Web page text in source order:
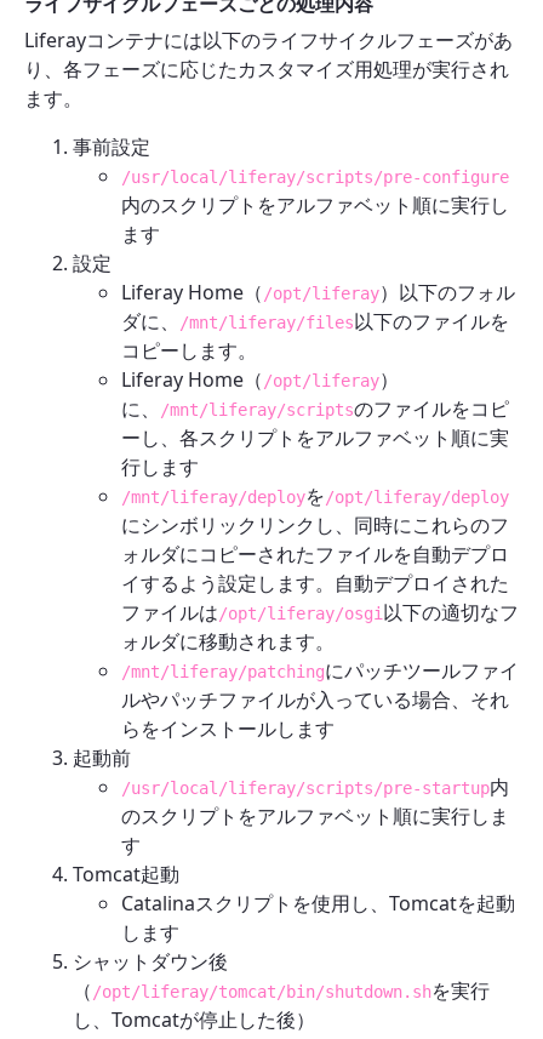
Liferayコンテナには以下のライフサイクルフェーズがあ
り、各フェーズに応じたカスタマイズ用処理が実行され
ます。
事前設定
/usr/local/liferay/scripts/pre-configure
内のスクリプトをアルファベット順に実行し
ます
設定
Liferay Home（ /opt/liferay）以下のフォル
ダに、
/mnt/liferay/files以下のファイルを
コピーします。
Liferay Home（ /opt/liferay）
に、
/mnt/liferay/scriptsのファイルをコピ
ーし、各スクリプトをアルファベット順に実
行します
/mnt/liferay/deployを/opt/liferay/deploy
にシンボリックリンクし、同時にこれらのフ
ォルダにコピーされたファイルを自動デプロ
イするよう設定します。自動デプロイされた
ファイルは/opt/liferay/osgi 以下の適切なフ
ォルダに移動されます。
/mnt/liferay/patchingにパッチツールファイ
ルやパッチファイルが入っている場合、それ
らをインストールします
起動前
/usr/local/liferay/scripts/pre-startup内
のスクリプトをアルファベット順に実行しま
す
Tomcat起動
Catalinaスクリプトを使用し、Tomcatを起動
します
シャットダウン後
（ /opt/liferay/tomcat/bin/shutdown.shを実行
し、Tomcatが停止した後）